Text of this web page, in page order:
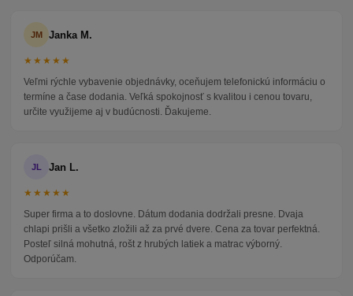
JM Janka M.
★★★★★
Veľmi rýchle vybavenie objednávky, oceňujem telefonickú informáciu o
termíne a čase dodania. Veľká spokojnosť s kvalitou i cenou tovaru,
určite využijeme aj v budúcnosti. Ďakujeme.
JL Jan L.
★★★★★
Super firma a to doslovne. Dátum dodania dodržali presne. Dvaja
chlapi prišli a všetko zložili až za prvé dvere. Cena za tovar perfektná.
Posteľ silná mohutná, rošt z hrubých latiek a matrac výborný.
Odporúčam.